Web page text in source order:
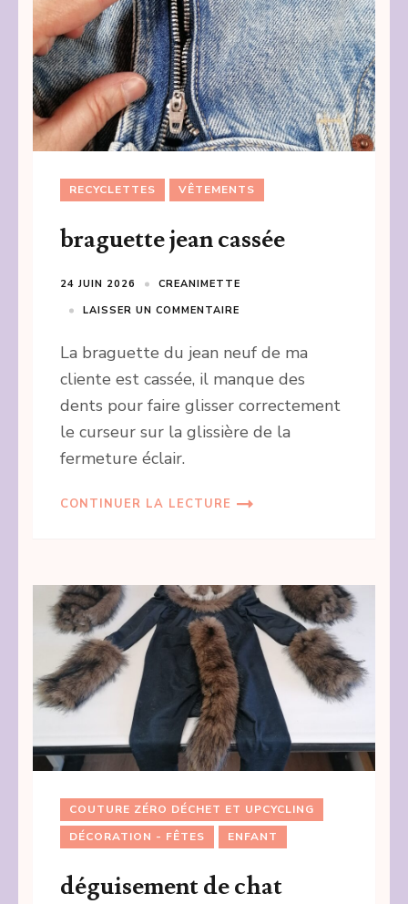
RECYCLETTES VÊTEMENTS
braguette jean cassée
24 JUIN 2026
CREANIMETTE
LAISSER UN COMMENTAIRE
La braguette du jean neuf de ma
cliente est cassée, il manque des
dents pour faire glisser correctement
le curseur sur la glissière de la
fermeture éclair.
CONTINUER LA LECTURE
COUTURE ZÉRO DÉCHET ET UPCYCLING
DÉCORATION - FÊTES
ENFANT
déguisement de chat